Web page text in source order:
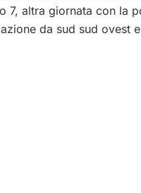
7, altra giornata con la
da sud sud ovest